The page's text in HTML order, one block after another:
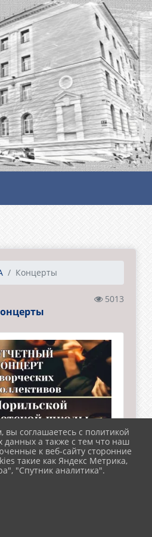
Концерты
5013
вы соглашаетесь с политикой
данных а также с тем что наш
к веб-сайту сторонние
такие как Яндекс Метрика,
"Спутник аналитика".